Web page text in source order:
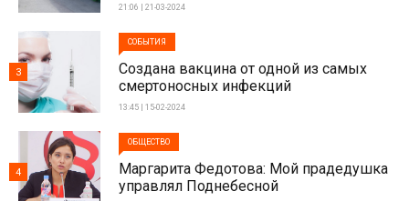
21:06 | 21-03-2024
СОБЫТИЯ
Создана вакцина от одной из самых
смертоносных инфекций
13:45 | 15-02-2024
3
ОБЩЕСТВО
Маргарита Федотова: Мой прадедушка
управлял Поднебесной
4